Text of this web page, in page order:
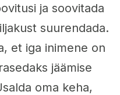
ja soovitada
suurendada.
et iga inimene on
jäämise
oma keha,